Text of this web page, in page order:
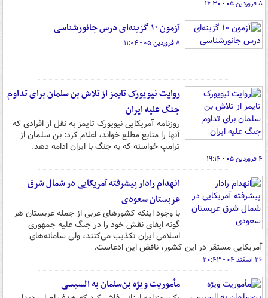
۸ فروردین ۰۵ - ۱۶:۳۰
آزمون ۱۰ گزینه‌ای درس جانورشناسی
۸ فروردین ۰۵ - ۱۱:۰۴
روایت نیویورک تایمز از تلاش بن سلمان برای تداوم
جنگ علیه ایران
روزنامه آمریکایی نیویورک تایمز به نقل از افرادی که
آنها را منابع مطلع خواند، اعلام کرد: بن سلمان از
ترامپ خواسته که به جنگ با ایران ادامه دهد.
۴ فروردین ۰۵ - ۱۹:۱۴
انهدام رادار پیشرفته آمریکایی در شمال شرق
عربستان سعودی
با وجود اینکه کشورهای عربی از جمله عربستان هر
گونه ایفای نقش خود را در جنگ علیه جمهوری
اسلامی ایران تکذیب می‌کنند، ولی سامانه‌های
آمریکایی مستقر در این کشور، ناقض این ادعاست.
۲۶ اسفند ۰۴ - ۲۰:۴۳
مأموریت ویژه بن‌سلمان به السیسی